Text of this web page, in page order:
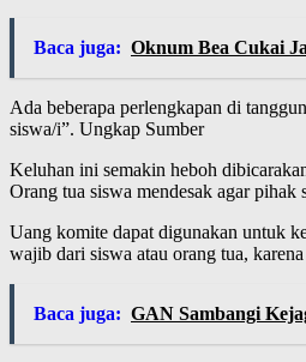
Baca juga: Oknum Bea Cukai
Ada beberapa perlengkapan di
siswa/i”. Ungkap Sumber
Keluhan ini semakin heboh
Orang tua siswa mendesak agar
Uang komite dapat digunakan untuk
wajib dari siswa atau orang tua,
Baca juga: GAN Sambangi